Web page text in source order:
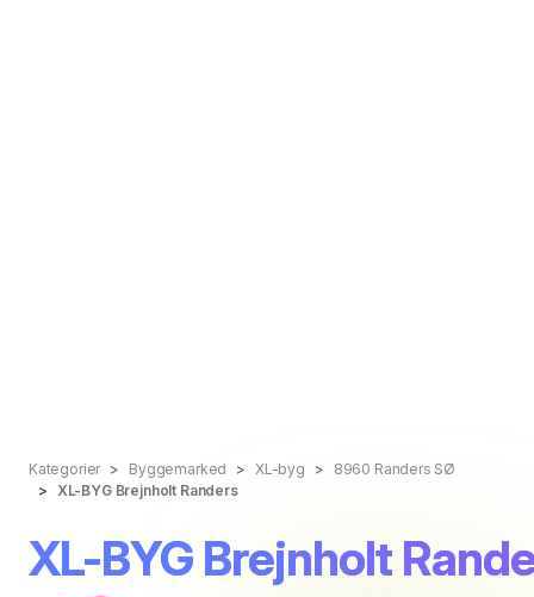
Kategorier Byggemarked XL-byg
8960 Randers SØ
XL-BYG Brejnholt Randers
XL-BYG Brejnholt